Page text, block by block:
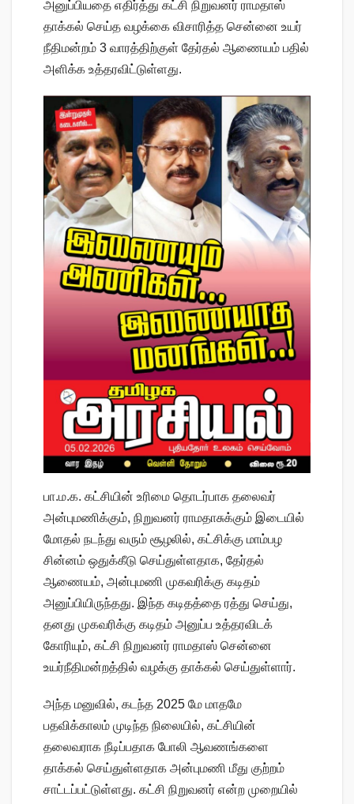
அனுப்பியதை எதிர்த்து கட்சி நிறுவனர் ராமதாஸ்
தாக்கல் செய்த வழக்கை விசாரித்த சென்னை உயர்
நீதிமன்றம் 3 வாரத்திற்குள் தேர்தல் ஆணையம் பதில்
அளிக்க உத்தரவிட்டுள்ளது.
பா.ம.க. கட்சியின் உரிமை தொடர்பாக தலைவர்
அன்புமணிக்கும், நிறுவனர் ராமதாசுக்கும் இடையில்
மோதல் நடந்து வரும் சூழலில், கட்சிக்கு மாம்பழ
சின்னம் ஒதுக்கீடு செய்துள்ளதாக, தேர்தல்
ஆணையம், அன்புமணி முகவரிக்கு கடிதம்
அனுப்பியிருந்தது. இந்த கடிதத்தை ரத்து செய்து,
தனது முகவரிக்கு கடிதம் அனுப்ப உத்தரவிடக்
கோரியும், கட்சி நிறுவனர் ராமதாஸ் சென்னை
உயர்நீதிமன்றத்தில் வழக்கு தாக்கல் செய்துள்ளார்.
அந்த மனுவில், கடந்த 2025 மே மாதமே
பதவிக்காலம் முடிந்த நிலையில், கட்சியின்
தலைவராக நீடிப்பதாக போலி ஆவணங்களை
தாக்கல் செய்துள்ளதாக அன்புமணி மீது குற்றம்
சாட்டப்பட்டுள்ளது. கட்சி நிறுவனர் என்ற முறையில்